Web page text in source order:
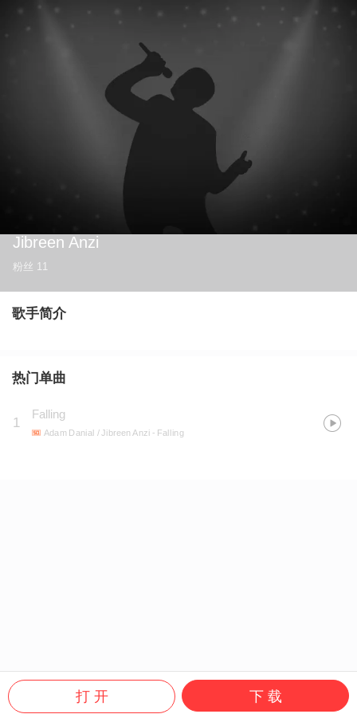
Jibreen Anzi
粉丝 11
歌手简介
热门单曲
1
Falling
Adam Danial / Jibreen Anzi - Falling
打 开 下 载